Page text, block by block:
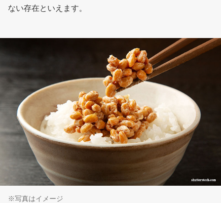
ない存在といえます。
※写真はイメージ